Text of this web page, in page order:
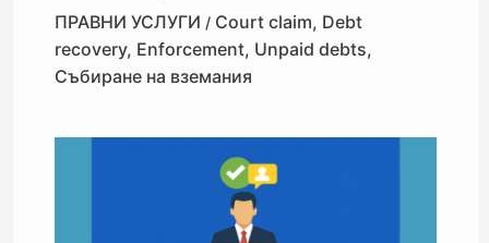
ПРАВНИ УСЛУГИ / Court claim, Debt
recovery, Enforcement, Unpaid debts,
Събиране на вземания